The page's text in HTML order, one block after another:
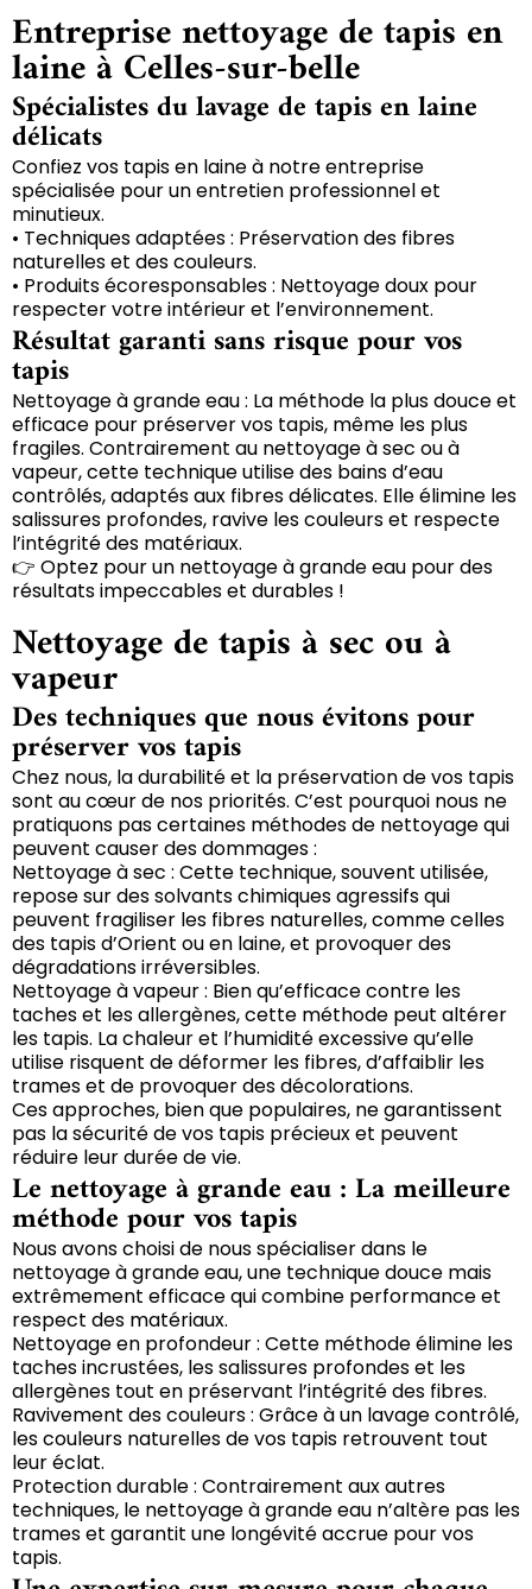
Entreprise nettoyage de tapis en
laine à Celles-sur-belle
Spécialistes du lavage de tapis en laine
délicats
Confiez vos tapis en laine à notre entreprise
spécialisée pour un entretien professionnel et
minutieux.
• Techniques adaptées : Préservation des fibres
naturelles et des couleurs.
• Produits écoresponsables : Nettoyage doux pour
respecter votre intérieur et l’environnement.
Résultat garanti sans risque pour vos
tapis
Nettoyage à grande eau : La méthode la plus douce et
efficace pour préserver vos tapis, même les plus
fragiles. Contrairement au nettoyage à sec ou à
vapeur, cette technique utilise des bains d’eau
contrôlés, adaptés aux fibres délicates. Elle élimine les
salissures profondes, ravive les couleurs et respecte
l’intégrité des matériaux.
👉 Optez pour un nettoyage à grande eau pour des
résultats impeccables et durables !
Nettoyage de tapis à sec ou à
vapeur
Des techniques que nous évitons pour
préserver vos tapis
Chez nous, la durabilité et la préservation de vos tapis
sont au cœur de nos priorités. C’est pourquoi nous ne
pratiquons pas certaines méthodes de nettoyage qui
peuvent causer des dommages :
Nettoyage à sec : Cette technique, souvent utilisée,
repose sur des solvants chimiques agressifs qui
peuvent fragiliser les fibres naturelles, comme celles
des tapis d’Orient ou en laine, et provoquer des
dégradations irréversibles.
Nettoyage à vapeur : Bien qu’efficace contre les
taches et les allergènes, cette méthode peut altérer
les tapis. La chaleur et l’humidité excessive qu’elle
utilise risquent de déformer les fibres, d’affaiblir les
trames et de provoquer des décolorations.
Ces approches, bien que populaires, ne garantissent
pas la sécurité de vos tapis précieux et peuvent
réduire leur durée de vie.
Le nettoyage à grande eau : La meilleure
méthode pour vos tapis
Nous avons choisi de nous spécialiser dans le
nettoyage à grande eau, une technique douce mais
extrêmement efficace qui combine performance et
respect des matériaux.
Nettoyage en profondeur : Cette méthode élimine les
taches incrustées, les salissures profondes et les
allergènes tout en préservant l’intégrité des fibres.
Ravivement des couleurs : Grâce à un lavage contrôlé,
les couleurs naturelles de vos tapis retrouvent tout
leur éclat.
Protection durable : Contrairement aux autres
techniques, le nettoyage à grande eau n’altère pas les
trames et garantit une longévité accrue pour vos
tapis.